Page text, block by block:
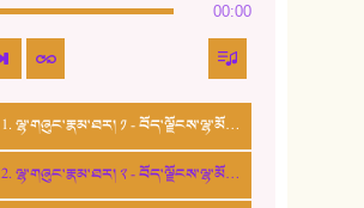
15. ཤམ་པ་ལ་ཡི་སྲས་མོ།
16. ལྷ་བུ་དར་བུ།
17. ང་བོད་པ་ཡིན། - ཕུར་བུ་རྣམ་རྒྱལ།
18. ང་ལ་བྱམས་པའི་ཨ་མ།
00:00
1. ལྷ་གཞུང་རྣམ་ཐར། ༡ - བོད་ལྗོངས་ལྷ་མོ་ཚོགས་པ།
2. ལྷ་གཞུང་རྣམ་ཐར། ༢ - བོད་ལྗོངས་ལྷ་མོ་ཚོགས་པ།